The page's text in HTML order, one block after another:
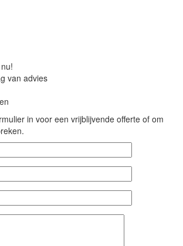
van advies
in voor een vrijblijvende offerte of om